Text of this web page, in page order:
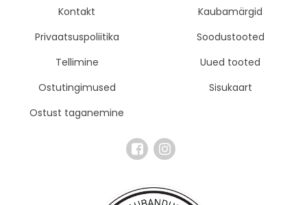
Kontakt
Privaatsuspoliitika
Tellimine
Ostutingimused
Ostust taganemine
Kaubamärgid
Soodustooted
Uued tooted
Sisukaart